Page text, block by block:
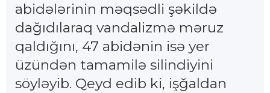
abidələrinin məqsədli şəkildə
dağıdılaraq vandalizmə məruz
qaldığını, 47 abidənin isə yer
üzündən tamamilə silindiyini
söyləyib. Qeyd edib ki, işğaldan